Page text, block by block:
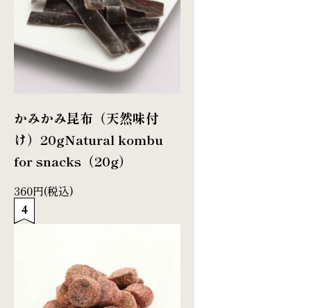
かみかみ昆布（天然味付
け）20gNatural kombu
for snacks（20g）
360円(税込)